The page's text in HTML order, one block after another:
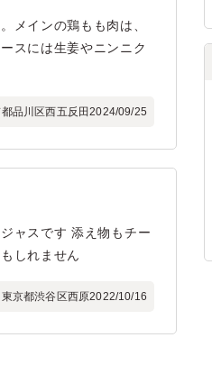
メインの鶏もも肉は、
スには生姜やニンニク
品川区西五反田2024/09/25
ャスです 添え物もチー
しれません
東京都渋谷区西原2022/10/16